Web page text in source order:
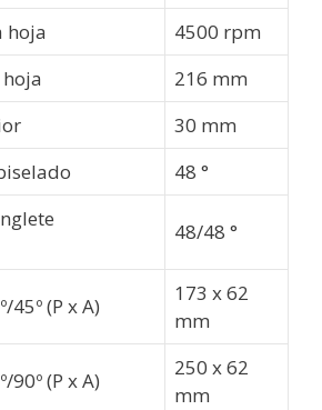
hoja
4500 rpm
216 mm
30 mm
48 °
48/48 °
45º (P x A)
173 x 62
mm
90º (P x A)
250 x 62
mm